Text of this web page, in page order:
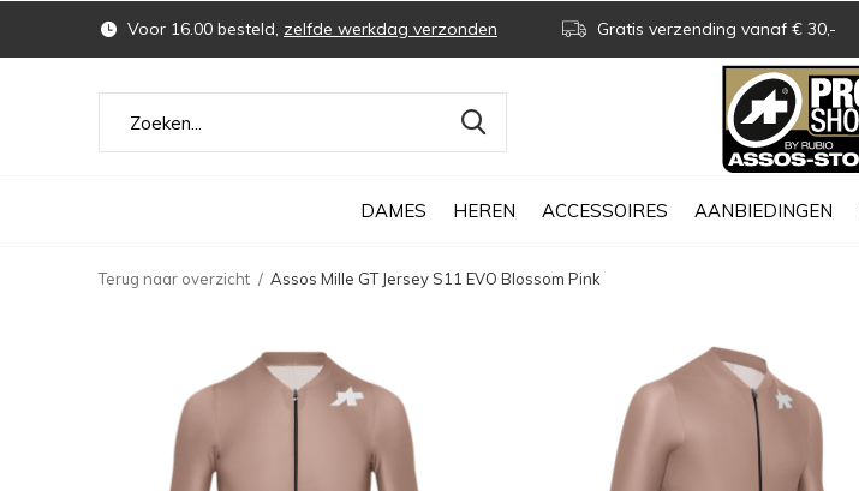
DAMES HEREN ACCESSOIRES AANBIEDINGEN
Voor 16.00 besteld, zelfde werkdag verzonden Gratis verzending vanaf € 30,-
Terug naar overzicht Assos Mille GT Jersey S11 EVO Blossom Pink